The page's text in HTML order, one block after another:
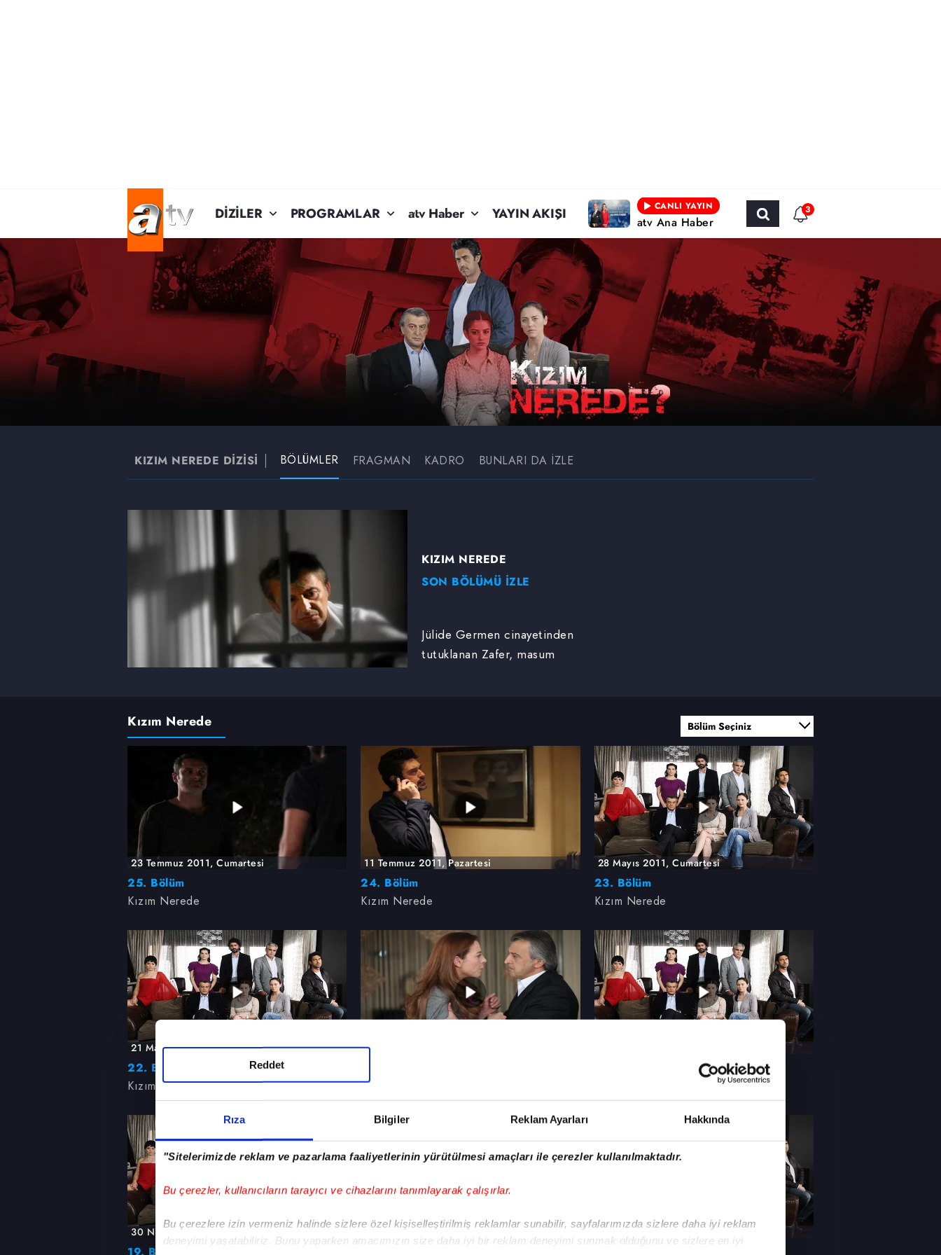
Rıza Bilgiler Reklam Ayarları Hakkında
"Sitelerimizde reklam ve pazarlama faaliyetlerinin yürütülmesi amaçları ile çerezler kullanılmaktadır.
Bu çerezler, kullanıcıların tarayıcı ve cihazlarını tanımlayarak çalışırlar.
Bu çerezlere izin vermeniz halinde sizlere özel kişiselleştirilmiş reklamlar sunabilir, sayfalarımızda sizlere daha iyi reklam
deneyimi yaşatabiliriz. Bunu yaparken amacımızın size daha iyi bir reklam deneyimi sunmak olduğunu ve sizlere en iyi
Reddet
DİZİLER PROGRAMLAR atv Haber YAYIN AKIŞI CANLI YAYIN
atv Ana Haber
3
KIZIM NEREDE DİZİSİ BÖLÜMLER FRAGMAN KADRO BUNLARI DA İZLE
KIZIM NEREDE
SON BÖLÜMÜ İZLE
Jülide Germen cinayetinden
tutuklanan Zafer, masum
Kızım Nerede
23 Temmuz 2011, Cumartesi
25. Bölüm
Kızım Nerede
11 Temmuz 2011, Pazartesi
24. Bölüm
Kızım Nerede
28 Mayıs 2011, Cumartesi
23. Bölüm
Kızım Nerede
21 Mayıs 2011, Cumartesi
22. Bölüm
Kızım Nerede
14 Mayıs 2011, Cumartesi
Kızım Nerede
30 Nisan 2011, Cumartesi 23 Nisan 2011, Cumartesi 16 Nisan 2011, Cumartesi